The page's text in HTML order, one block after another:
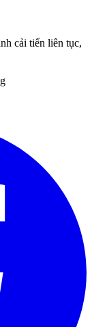
cải tiến liên tục,